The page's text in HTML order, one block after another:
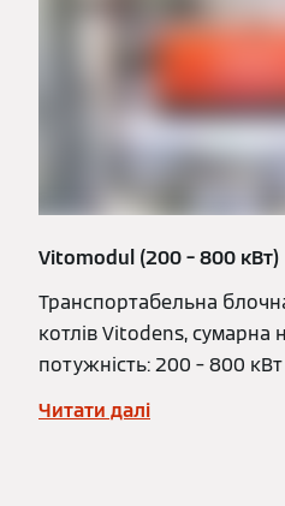
Vitomodul (200 – 800 кВт)
Транспортабельна
котлів Vitodens, сумарна
потужність: 200 – 800 кВт
Читати далі